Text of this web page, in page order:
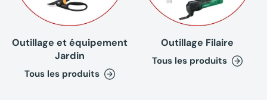
Outillage et équipement
Jardin
Tous les produits
Outillage Filaire
Tous les produits